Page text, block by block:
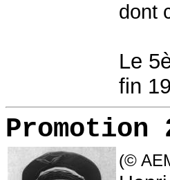
dont
Le
fin
Promotion
(©